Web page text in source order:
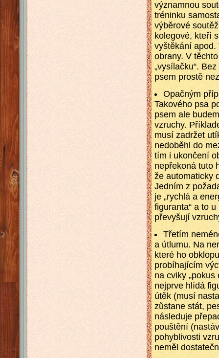
významnou
tréninku
výběrové
kolegové, kteří
vyštěkání apod.
obrany. V
„vysílačku“.
psem prostě
Opačným
Takového psa
psem ale
vzruchy.
musí zadržet
nedoběhl do
tím i ukončení
nepřekoná tuto
že automaticky
Jedním z
je „rychlá a
figuranta“ a to
převyšují
Třetím
a útlumu. Na
které ho
probíhajícím
na cviky
nejprve hlídá
útěk (musí
zůstane stát,
následuje
pouštění
pohyblivosti
neměl